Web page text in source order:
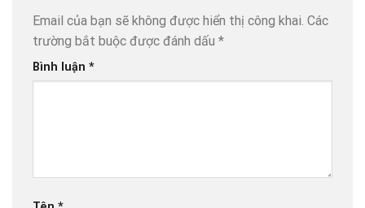
Email của bạn sẽ không được hiển thị công khai. Các
trường bắt buộc được đánh dấu *
Bình luận *